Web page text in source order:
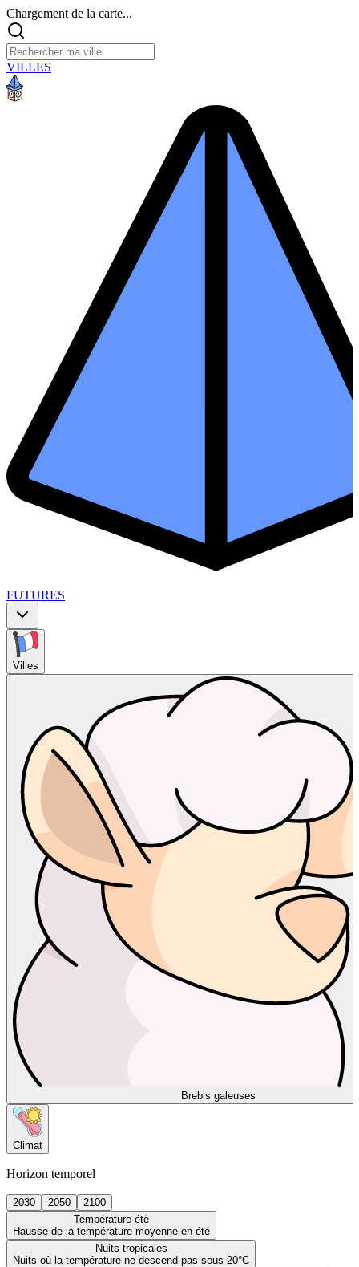
Chargement de la carte...
VILLES
FUTURES
Villes
Brebis galeuses
Climat
Horizon temporel
2030 2050
2100
Température été
Hausse de la température moyenne en été
Nuits tropicales
Nuits où la température ne descend pas sous 20°C